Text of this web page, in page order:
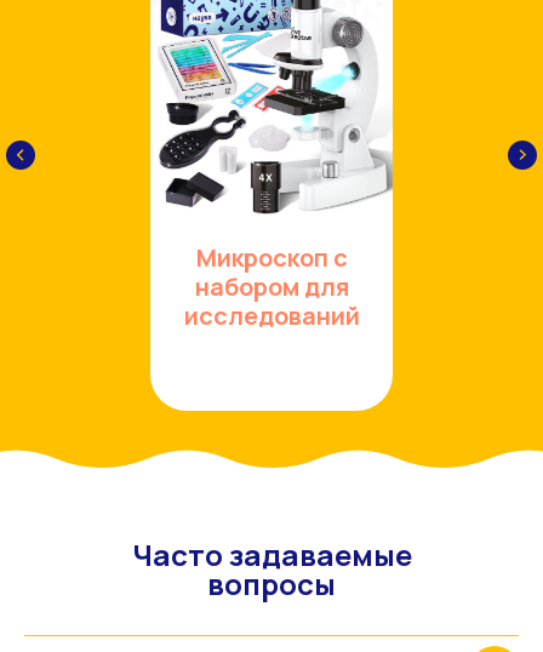
Микроскоп с
набором для
исследований
Часто задаваемые
вопросы